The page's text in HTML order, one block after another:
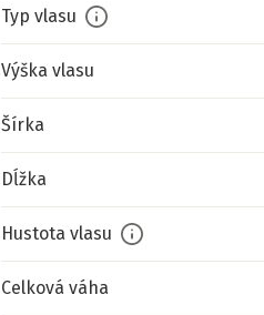
Typ vlasu
Výška vlasu
Šírka
Dĺžka
Hustota vlasu
Celková váha